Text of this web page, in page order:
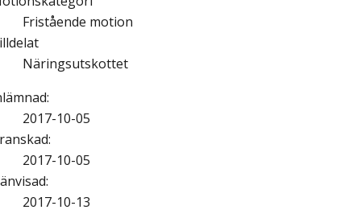
Fristående motion
Näringsutskottet
:
2017-10-05
:
2017-10-05
:
2017-10-13